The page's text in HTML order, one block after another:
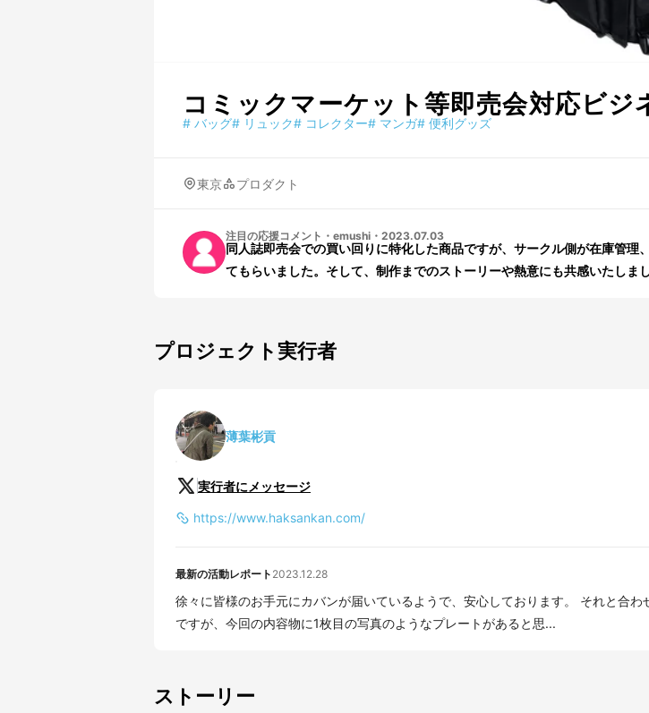
コミックマーケット等即売会対応ビジ
# バッグ# リュック# コレクター# マンガ# 便利グッズ
東京 プロダクト
注目の応援コメント ・ emushi ・ 2023.07.03
同人誌即売会での買い回りに特化した商品ですが、サークル側が在庫管
てもらいました。そして、制作までのストーリーや熱意にも共感いたしま
プロジェクト実行者
薄葉彬貢
実行者にメッセージ
https://www.haksankan.com/
最新の活動レポート 2023.12.28
徐々に皆様のお手元にカバンが届いているようで、安心しております。 それと合わせてなの
ですが、今回の内容物に1枚目の写真のようなプレートがあると思...
ストーリー